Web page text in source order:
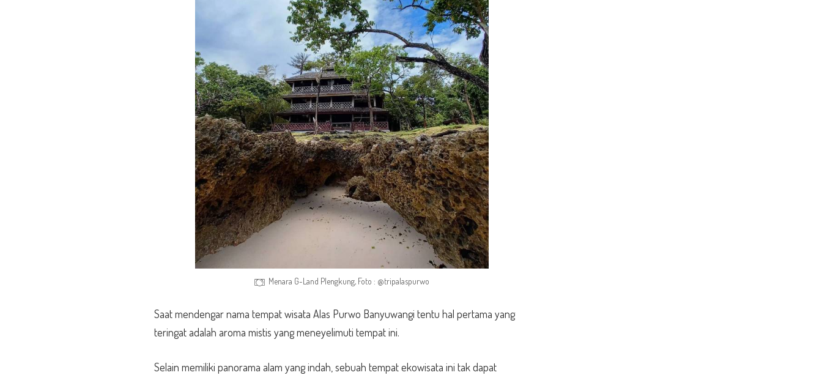
Menara G-Land Plengkung, Foto : @tripalaspurwo
Saat mendengar nama tempat wisata Alas Purwo Banyuwangi tentu hal pertama yang
teringat adalah aroma mistis yang meneyelimuti tempat ini.
Selain memiliki panorama alam yang indah, sebuah tempat ekowisata ini tak dapat